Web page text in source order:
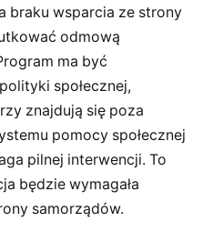
braku wsparcia ze strony
odmową
ma być
społecznej,
znajdują się poza
pomocy społecznej
pilnej interwencji. To
będzie wymagała
samorządów.